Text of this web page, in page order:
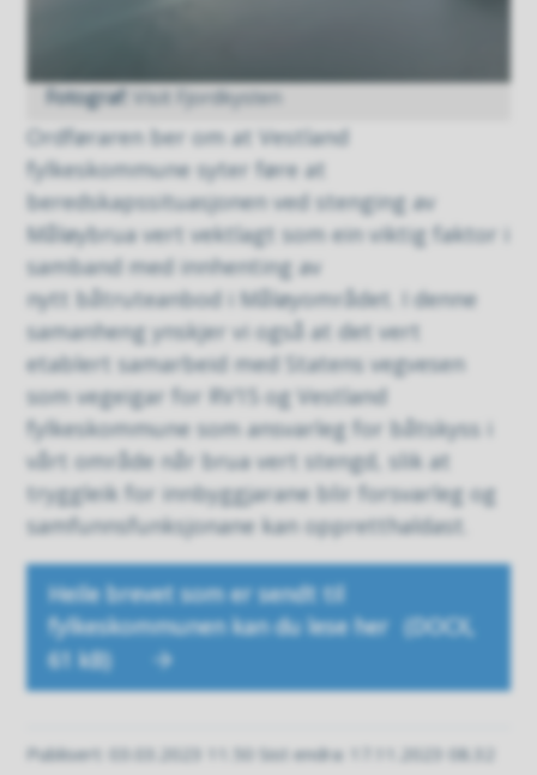
Visit Fjordkysten
Ordføraren ber om at Vestland
fylkeskommune syter føre at
beredskapssituasjonen ved stenging av
Måløybrua vert vektlagt som ein viktig faktor i
samband med innhenting av
nytt båtruteanbod i Måløyområdet. I denne
samanheng ynskjer vi også at det vert
etablert samarbeid med Statens vegvesen
som vegeigar for RV15 og Vestland
fylkeskommune som ansvarleg for båtskyss i
vårt område når brua vert stengd, slik at
tryggleik for innbyggjarane blir forsvarleg og
samfunnsfunksjonane kan oppretthaldast.
Heile brevet som er sendt til
fylkeskommunen kan du lese her (DOCX,
61 kB)
Publisert 03.03.2023 11.50 Sist endra 17.11.2023 08.32